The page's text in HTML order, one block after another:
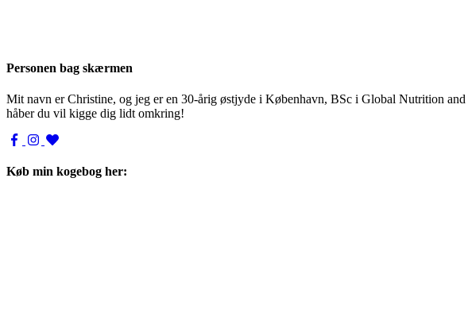
Personen bag skærmen
Mit navn er Christine, og jeg er en 30-årig østjyde i København, BSc i Global Nutrition
håber du vil kigge dig lidt omkring!
Køb min kogebog her: